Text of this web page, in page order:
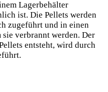
Lagerbehälter
ist. Die Pellets werden
zugeführt und in einen
verbrannt werden. Der
entsteht, wird durch